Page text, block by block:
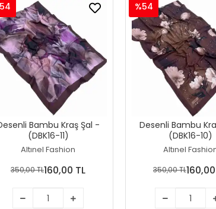
Bambu Kraş Şal -
(DBK16-11)
Altınel Fashion
350,00 TL160,00 TL
Desenli Bambu
(DBK16-10)
Altınel
%54
350,00 TL